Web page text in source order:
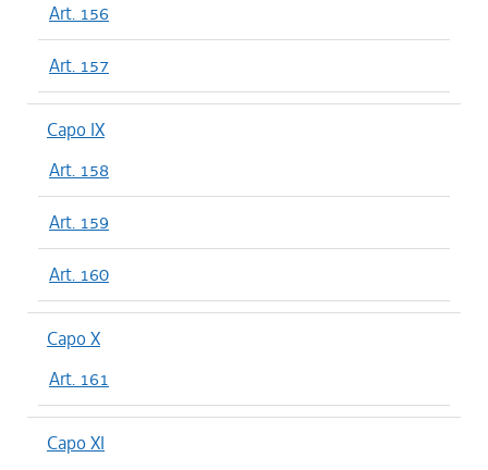
Art. 156
Art. 157
Capo IX
Art. 158
Art. 159
Art. 160
Capo X
Art. 161
Capo XI